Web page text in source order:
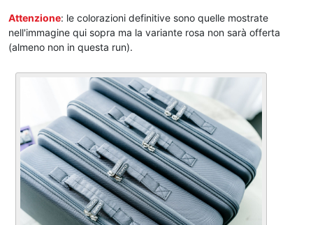
Attenzione: le colorazioni definitive sono quelle mostrate
nell'immagine qui sopra ma la variante rosa non sarà offerta
(almeno non in questa run).